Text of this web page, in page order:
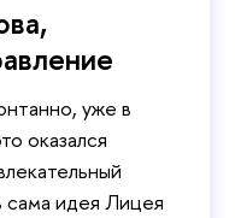
уже в
оказался
сама идея Лицея